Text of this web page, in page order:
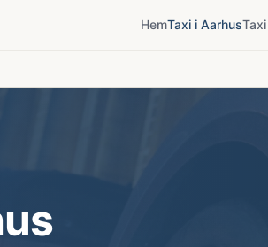
HemTaxi i Aarhus